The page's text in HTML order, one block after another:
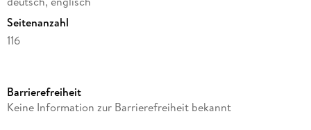
Seitenanzahl
116
Autor/Autorin
Barrierefreiheit
Keine Information zur Barrierefreiheit bekannt